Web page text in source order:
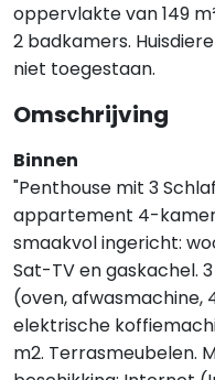
oppervlakte van 149
2 badkamers.
niet toegestaan.
Omschrijving
Binnen
"Penthouse mit 3
appartement 4-
smaakvol ingericht:
Sat-TV en gaskachel.
(oven, afwasmachine,
elektrische
m2. Terrasmeubelen.